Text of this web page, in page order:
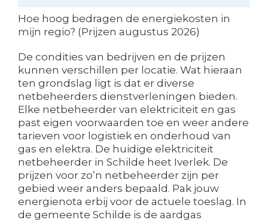
Hoe hoog bedragen de energiekosten in
mijn regio? (Prijzen augustus 2026)
De condities van bedrijven en de prijzen
kunnen verschillen per locatie. Wat hieraan
ten grondslag ligt is dat er diverse
netbeheerders dienstverleningen bieden.
Elke netbeheerder van elektriciteit en gas
past eigen voorwaarden toe en weer andere
tarieven voor logistiek en onderhoud van
gas en elektra. De huidige elektriciteit
netbeheerder in Schilde heet Iverlek. De
prijzen voor zo’n netbeheerder zijn per
gebied weer anders bepaald. Pak jouw
energienota erbij voor de actuele toeslag. In
de gemeente Schilde is de aardgas